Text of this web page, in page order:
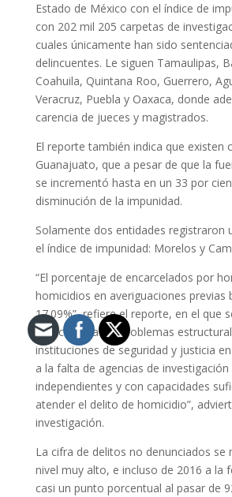
Estado de México con el índice de
con 202 mil 205 carpetas de
cuales únicamente han sido
delincuentes. Le siguen Tamaulipas,
Coahuila, Quintana Roo, Guerrero,
Veracruz, Puebla y Oaxaca, donde
carencia de jueces y magistrados.
El reporte también indica que existen
Guanajuato, que a pesar de que la
se incrementó hasta en un 33 por
disminución de la impunidad.
Solamente dos entidades registraron
el índice de impunidad: Morelos y
“El porcentaje de encarcelados por
homicidios en averiguaciones previas
17.09%”, refiere el reporte, en el que
reducción “a los problemas
instituciones de seguridad y justicia
a la falta de agencias de
independientes y con capacidades
atender el delito de homicidio”,
investigación.
La cifra de delitos no denunciados se
nivel muy alto, e incluso de 2016 a la
casi un punto porcentual al pasar de